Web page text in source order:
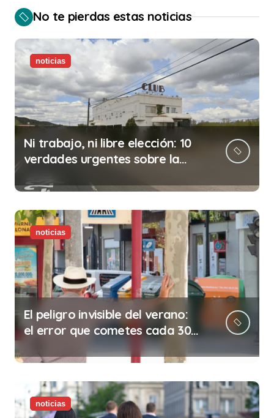
No te pierdas estas noticias
noticias
Ni trabajo, ni libre elección: 10
verdades urgentes sobre la
noticias
El peligro invisible del verano:
el error que cometes cada 30
minutos en tu trabajo (y la
ilegalidad que te puede costar
la vida)
noticias